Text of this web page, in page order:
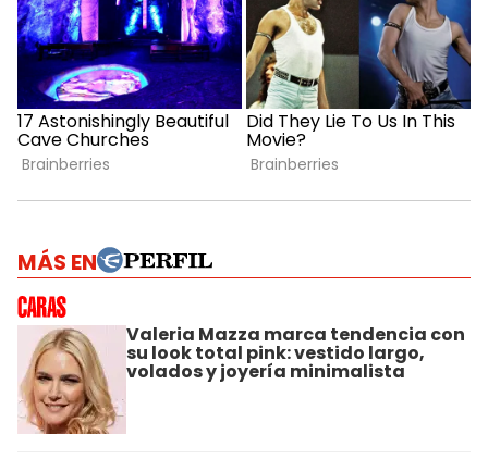
MÁS EN
Valeria Mazza marca tendencia con
su look total pink: vestido largo,
volados y joyería minimalista